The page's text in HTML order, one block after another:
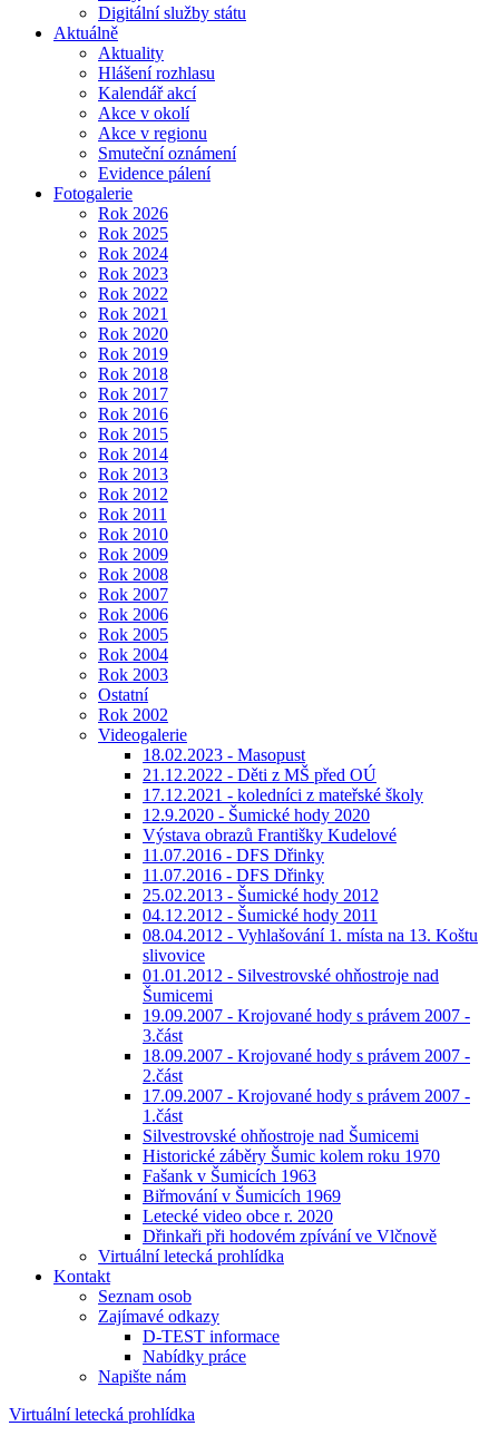
Digitální služby státu
Aktuálně
Aktuality
Hlášení rozhlasu
Kalendář akcí
Akce v okolí
Akce v regionu
Smuteční oznámení
Evidence pálení
Fotogalerie
Rok 2026
Rok 2025
Rok 2024
Rok 2023
Rok 2022
Rok 2021
Rok 2020
Rok 2019
Rok 2018
Rok 2017
Rok 2016
Rok 2015
Rok 2014
Rok 2013
Rok 2012
Rok 2011
Rok 2010
Rok 2009
Rok 2008
Rok 2007
Rok 2006
Rok 2005
Rok 2004
Rok 2003
Ostatní
Rok 2002
Videogalerie
18.02.2023 - Masopust
21.12.2022 - Děti z MŠ před OÚ
17.12.2021 - koledníci z mateřské školy
12.9.2020 - Šumické hody 2020
Výstava obrazů Františky Kudelové
11.07.2016 - DFS Dřinky
11.07.2016 - DFS Dřinky
25.02.2013 - Šumické hody 2012
04.12.2012 - Šumické hody 2011
08.04.2012 - Vyhlašování 1. místa na 13. Koštu
slivovice
01.01.2012 - Silvestrovské ohňostroje nad
Šumicemi
19.09.2007 - Krojované hody s právem 2007 -
3.část
18.09.2007 - Krojované hody s právem 2007 -
2.část
17.09.2007 - Krojované hody s právem 2007 -
1.část
Silvestrovské ohňostroje nad Šumicemi
Historické záběry Šumic kolem roku 1970
Fašank v Šumicích 1963
Biřmování v Šumicích 1969
Letecké video obce r. 2020
Dřinkaři při hodovém zpívání ve Vlčnově
Virtuální letecká prohlídka
Kontakt
Seznam osob
Zajímavé odkazy
D-TEST informace
Nabídky práce
Napište nám
Virtuální letecká prohlídka